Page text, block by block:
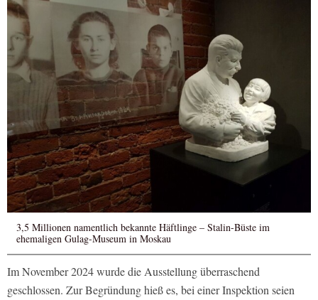
3,5 Millionen namentlich bekannte Häftlinge – Stalin-Büste im
ehemaligen Gulag-Museum in Moskau
Im November 2024 wurde die Ausstellung überraschend
geschlossen. Zur Begründung hieß es, bei einer Inspektion seien